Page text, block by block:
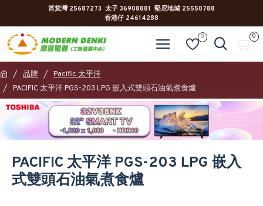
筲箕灣 25687273 太子 36908881 堅尼地城 25550788
香港仔 24614288
0 0
品牌
Pacific 太平洋
PACIFIC 太平洋 PGS-203 LPG 嵌入式雙頭石油氣煮食爐
PACIFIC 太平洋 PGS-203 LPG 嵌入
式雙頭石油氣煮食爐